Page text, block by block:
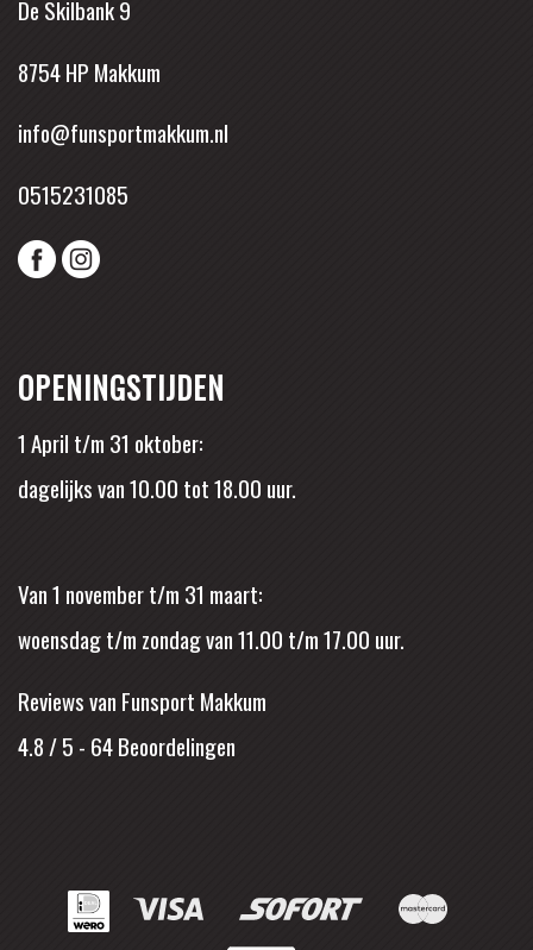
De Skilbank 9
8754 HP Makkum
info@funsportmakkum.nl
0515231085
OPENINGSTIJDEN
1 April t/m 31 oktober:
dagelijks van 10.00 tot 18.00 uur.
Van 1 november t/m 31 maart:
woensdag t/m zondag van 11.00 t/m 17.00 uur.
Reviews van Funsport Makkum
4.8 / 5 - 64Beoordelingen